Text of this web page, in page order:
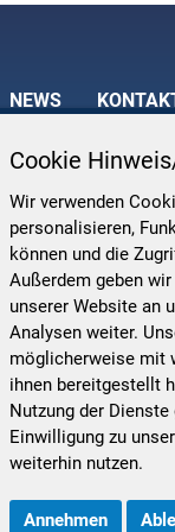
NEWS
in den
Production IT,
Cookie
Wir verwenden
personalisieren,
können und die
Außerdem geben
unserer Website an
Analysen weiter.
möglicherweise mit
ihnen bereitgestellt
Nutzung der
Einwilligung zu
weiterhin nutzen.
Annehmen